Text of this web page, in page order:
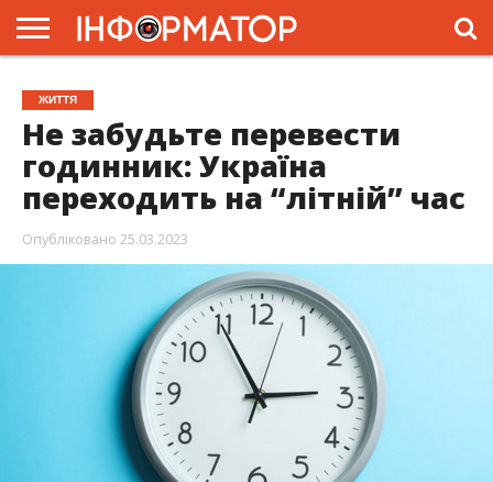
ГОЛОВНА
ЖИТТЯ
ВЛАДА
ГРОШІ
ТРЕШ
ПРЕС-
РЕЛІЗИ
РЕКЛАМА
ПРОЕКТИ
ЖИТТЯ
Не забудьте перевести
годинник: Україна
переходить на “літній” час
Опубліковано 25.03.2023